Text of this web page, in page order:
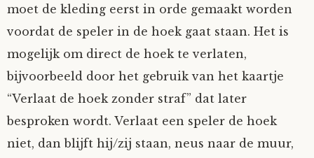
moet de kleding eerst in orde gemaakt worden
voordat de speler in de hoek gaat staan. Het is
mogelijk om direct de hoek te verlaten,
bijvoorbeeld door het gebruik van het kaartje
“Verlaat de hoek zonder straf” dat later
besproken wordt. Verlaat een speler de hoek
niet, dan blijft hij/zij staan, neus naar de muur,